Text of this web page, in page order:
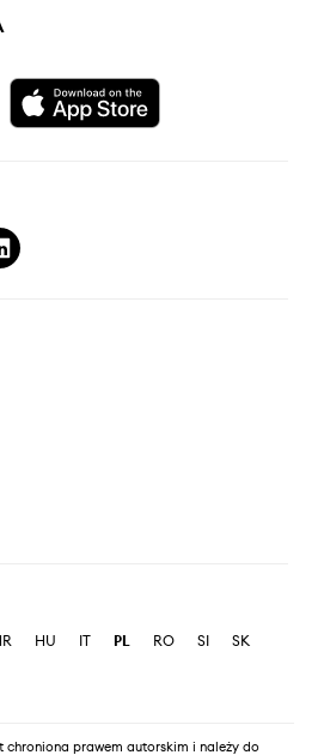
HU IT PL RO SI
SK
chroniona prawem autorskim i należy do